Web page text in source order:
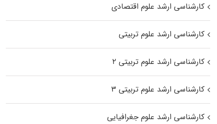
کارشناسی ارشد علوم اقتصادی
کارشناسی ارشد علوم تربیتی
کارشناسی ارشد علوم تربیتی ۲
کارشناسی ارشد علوم تربیتی ۳
کارشناسی ارشد علوم جغرافیایی